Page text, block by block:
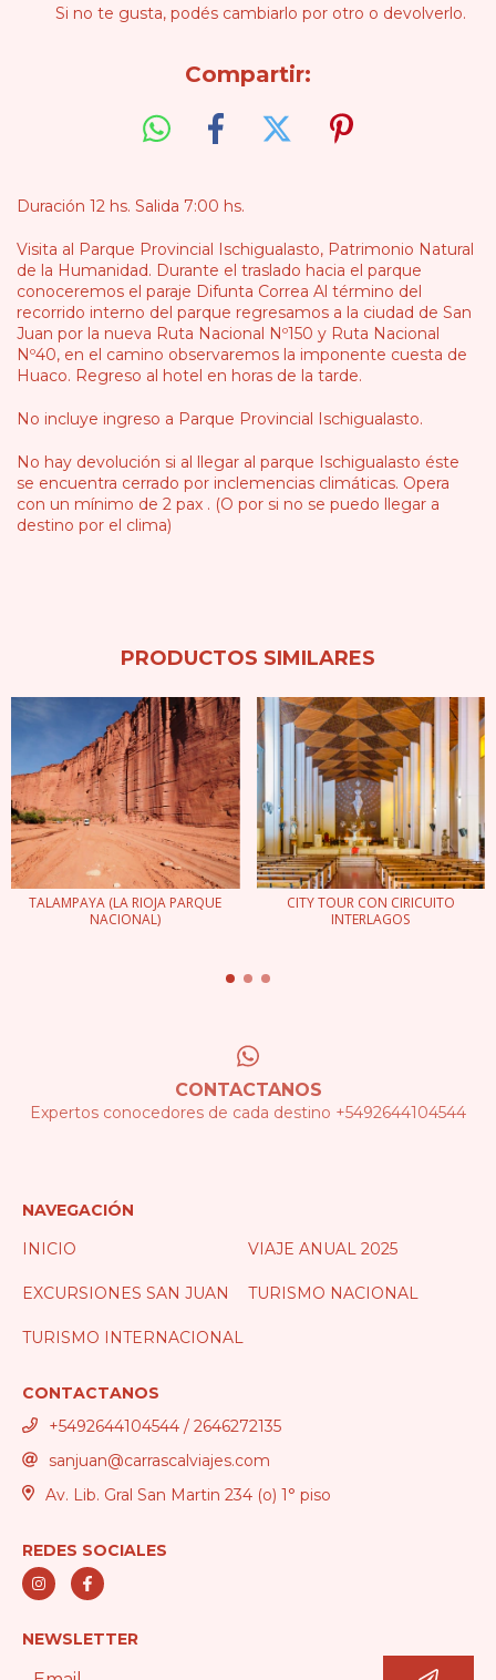
Si no te gusta, podés cambiarlo por otro o devolverlo.
Compartir:
Duración 12 hs. Salida 7:00 hs.
Visita al Parque Provincial Ischigualasto, Patrimonio Natural
de la Humanidad. Durante el traslado hacia el parque
conoceremos el paraje Difunta Correa Al término del
recorrido interno del parque regresamos a la ciudad de San
Juan por la nueva Ruta Nacional Nº150 y Ruta Nacional
Nº40, en el camino observaremos la imponente cuesta de
Huaco. Regreso al hotel en horas de la tarde.
No incluye ingreso a Parque Provincial Ischigualasto.
No hay devolución si al llegar al parque Ischigualasto éste
se encuentra cerrado por inclemencias climáticas. Opera
con un mínimo de 2 pax . (O por si no se puedo llegar a
destino por el clima)
PRODUCTOS SIMILARES
TALAMPAYA (LA RIOJA PARQUE
NACIONAL)
CITY TOUR CON CIRICUITO
INTERLAGOS
CONTACTANOS
Expertos conocedores de cada destino +5492644104544
NAVEGACIÓN
INICIO
VIAJE ANUAL 2025
EXCURSIONES SAN JUAN TURISMO NACIONAL
TURISMO INTERNACIONAL
CONTACTANOS
+5492644104544 / 2646272135
sanjuan@carrascalviajes.com
Av. Lib. Gral San Martin 234 (o) 1° piso
REDES SOCIALES
NEWSLETTER